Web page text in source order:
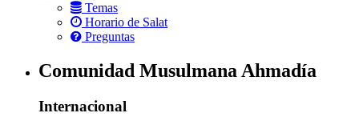
Temas
Horario de Salat
Preguntas
Comunidad Musulmana Ahmadía
Internacional